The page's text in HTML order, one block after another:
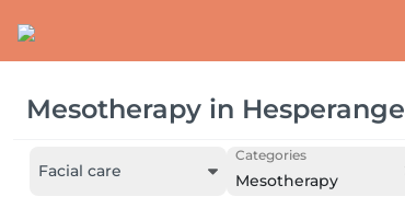
Mesotherapy in Hesperange
Facial care
Categories
Mesotherapy